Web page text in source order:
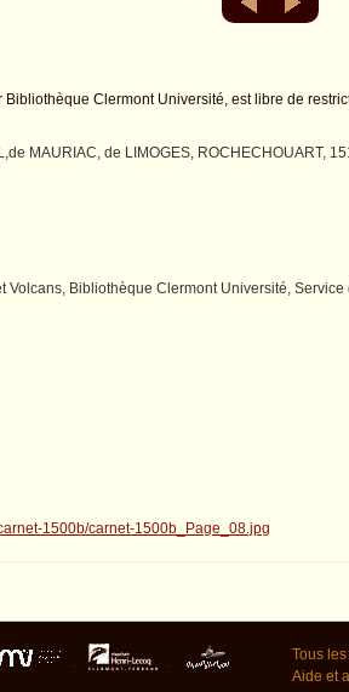
Clermont Université, est libre de
MAURIAC, de LIMOGES, ROCHECHOUART,
Volcans, Bibliothèque Clermont Université,
Tous
Aide et